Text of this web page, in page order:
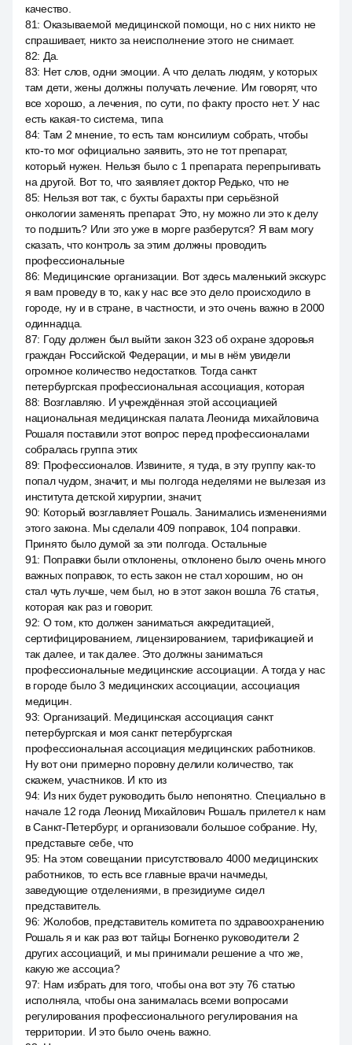
качество.
81: Оказываемой медицинской помощи, но с них никто не
спрашивает, никто за неисполнение этого не снимает.
82: Да.
83: Нет слов, одни эмоции. А что делать людям, у которых
там дети, жены должны получать лечение. Им говорят, что
все хорошо, а лечения, по сути, по факту просто нет. У нас
есть какая-то система, типа
84: Там 2 мнение, то есть там консилиум собрать, чтобы
кто-то мог официально заявить, это не тот препарат,
который нужен. Нельзя было с 1 препарата перепрыгивать
на другой. Вот то, что заявляет доктор Редько, что не
85: Нельзя вот так, с бухты барахты при серьёзной
онкологии заменять препарат. Это, ну можно ли это к делу
то подшить? Или это уже в морге разберутся? Я вам могу
сказать, что контроль за этим должны проводить
профессиональные
86: Медицинские организации. Вот здесь маленький экскурс
я вам проведу в то, как у нас все это дело происходило в
городе, ну и в стране, в частности, и это очень важно в 2000
одиннадца.
87: Году должен был выйти закон 323 об охране здоровья
граждан Российской Федерации, и мы в нём увидели
огромное количество недостатков. Тогда санкт
петербургская профессиональная ассоциация, которая
88: Возглавляю. И учреждённая этой ассоциацией
национальная медицинская палата Леонида михайловича
Рошаля поставили этот вопрос перед профессионалами
собралась группа этих
89: Профессионалов. Извините, я туда, в эту группу как-то
попал чудом, значит, и мы полгода неделями не вылезая из
института детской хирургии, значит,
90: Который возглавляет Рошаль. Занимались изменениями
этого закона. Мы сделали 409 поправок, 104 поправки.
Принято было думой за эти полгода. Остальные
91: Поправки были отклонены, отклонено было очень много
важных поправок, то есть закон не стал хорошим, но он
стал чуть лучше, чем был, но в этот закон вошла 76 статья,
которая как раз и говорит.
92: О том, кто должен заниматься аккредитацией,
сертифицированием, лицензированием, тарификацией и
так далее, и так далее. Это должны заниматься
профессиональные медицинские ассоциации. А тогда у нас
в городе было 3 медицинских ассоциации, ассоциация
медицин.
93: Организаций. Медицинская ассоциация санкт
петербургская и моя санкт петербургская
профессиональная ассоциация медицинских работников.
Ну вот они примерно поровну делили количество, так
скажем, участников. И кто из
94: Из них будет руководить было непонятно. Специально в
начале 12 года Леонид Михайлович Рошаль прилетел к нам
в Санкт-Петербург, и организовали большое собрание. Ну,
представьте себе, что
95: На этом совещании присутствовало 4000 медицинских
работников, то есть все главные врачи начмеды,
заведующие отделениями, в президиуме сидел
представитель.
96: Жолобов, представитель комитета по здравоохранению
Рошаль я и как раз вот тайцы Богненко руководители 2
других ассоциаций, и мы принимали решение а что же,
какую же ассоциа?
97: Нам избрать для того, чтобы она вот эту 76 статью
исполняла, чтобы она занималась всеми вопросами
регулирования профессионального регулирования на
территории. И это было очень важно.